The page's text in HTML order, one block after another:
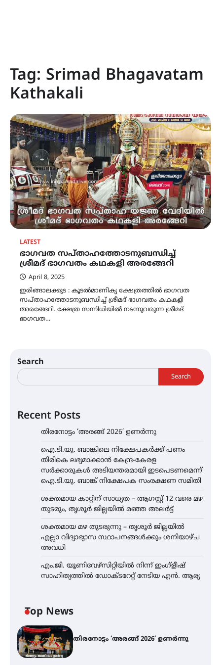
Tag: Srimad Bhagavatam
Kathakali
LATEST
ഭാഗവത സപ്‌താഹത്തോടനുബന്ധിച്ച്
ശ്രീമദ് ഭാഗവതം കഥകളി അരങ്ങേറി
April 8, 2025
ഇരിങ്ങാലക്കുട : കൂടൽമാണിക്യ ക്ഷേത്രത്തിൽ ഭാഗവത
സപ്‌താഹത്തോടനുബന്ധിച്ച് ശ്രീമദ് ഭാഗവതം കഥകളി
അരങ്ങേറി. ക്ഷേത്ര സന്നിധിയിൽ നടന്നുവരുന്ന ശ്രീമദ്
ഭാഗവത…
Search
Search
Recent Posts
തിരനോട്ടം ‘അരങ്ങ് 2026’ ഉണർന്നു
ഐ.ടി.യു. ബാങ്കിലെ നിക്ഷേപകർക്ക് പണം
തിരികെ ലഭ്യമാക്കാൻ കേന്ദ്ര-കേരള
സർക്കാരുകൾ അടിയന്തരമായി ഇടപെടണമെന്ന്
ഐ.ടി.യു. ബാങ്ക് നിക്ഷേപക സംരക്ഷണ സമിതി
ശക്തമായ കാറ്റിന് സാധ്യത – ആഗസ്റ്റ് 12 വരെ മഴ
തുടരും, തൃശൂർ ജില്ലയിൽ മഞ്ഞ അലർട്ട്
ശക്തമായ മഴ തുടരുന്നു – തൃശൂർ ജില്ലയിൽ
എല്ലാ വിദ്യാഭ്യാസ സ്ഥാപനങ്ങൾക്കും ശനിയാഴ്ച
അവധി
എം.ജി. യൂണിവേഴ്‌സിറ്റിയിൽ നിന്ന് ഇംഗ്ളീഷ്
സാഹിത്യത്തിൽ ഡോക്ടറേറ്റ് നേടിയ എൻ. ആര്യ
Top News
തിരനോട്ടം ‘അരങ്ങ് 2026’ ഉണർന്നു